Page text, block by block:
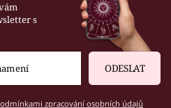
s
ODESLAT
zpracování osobních údajů